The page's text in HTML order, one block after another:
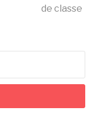
de classe